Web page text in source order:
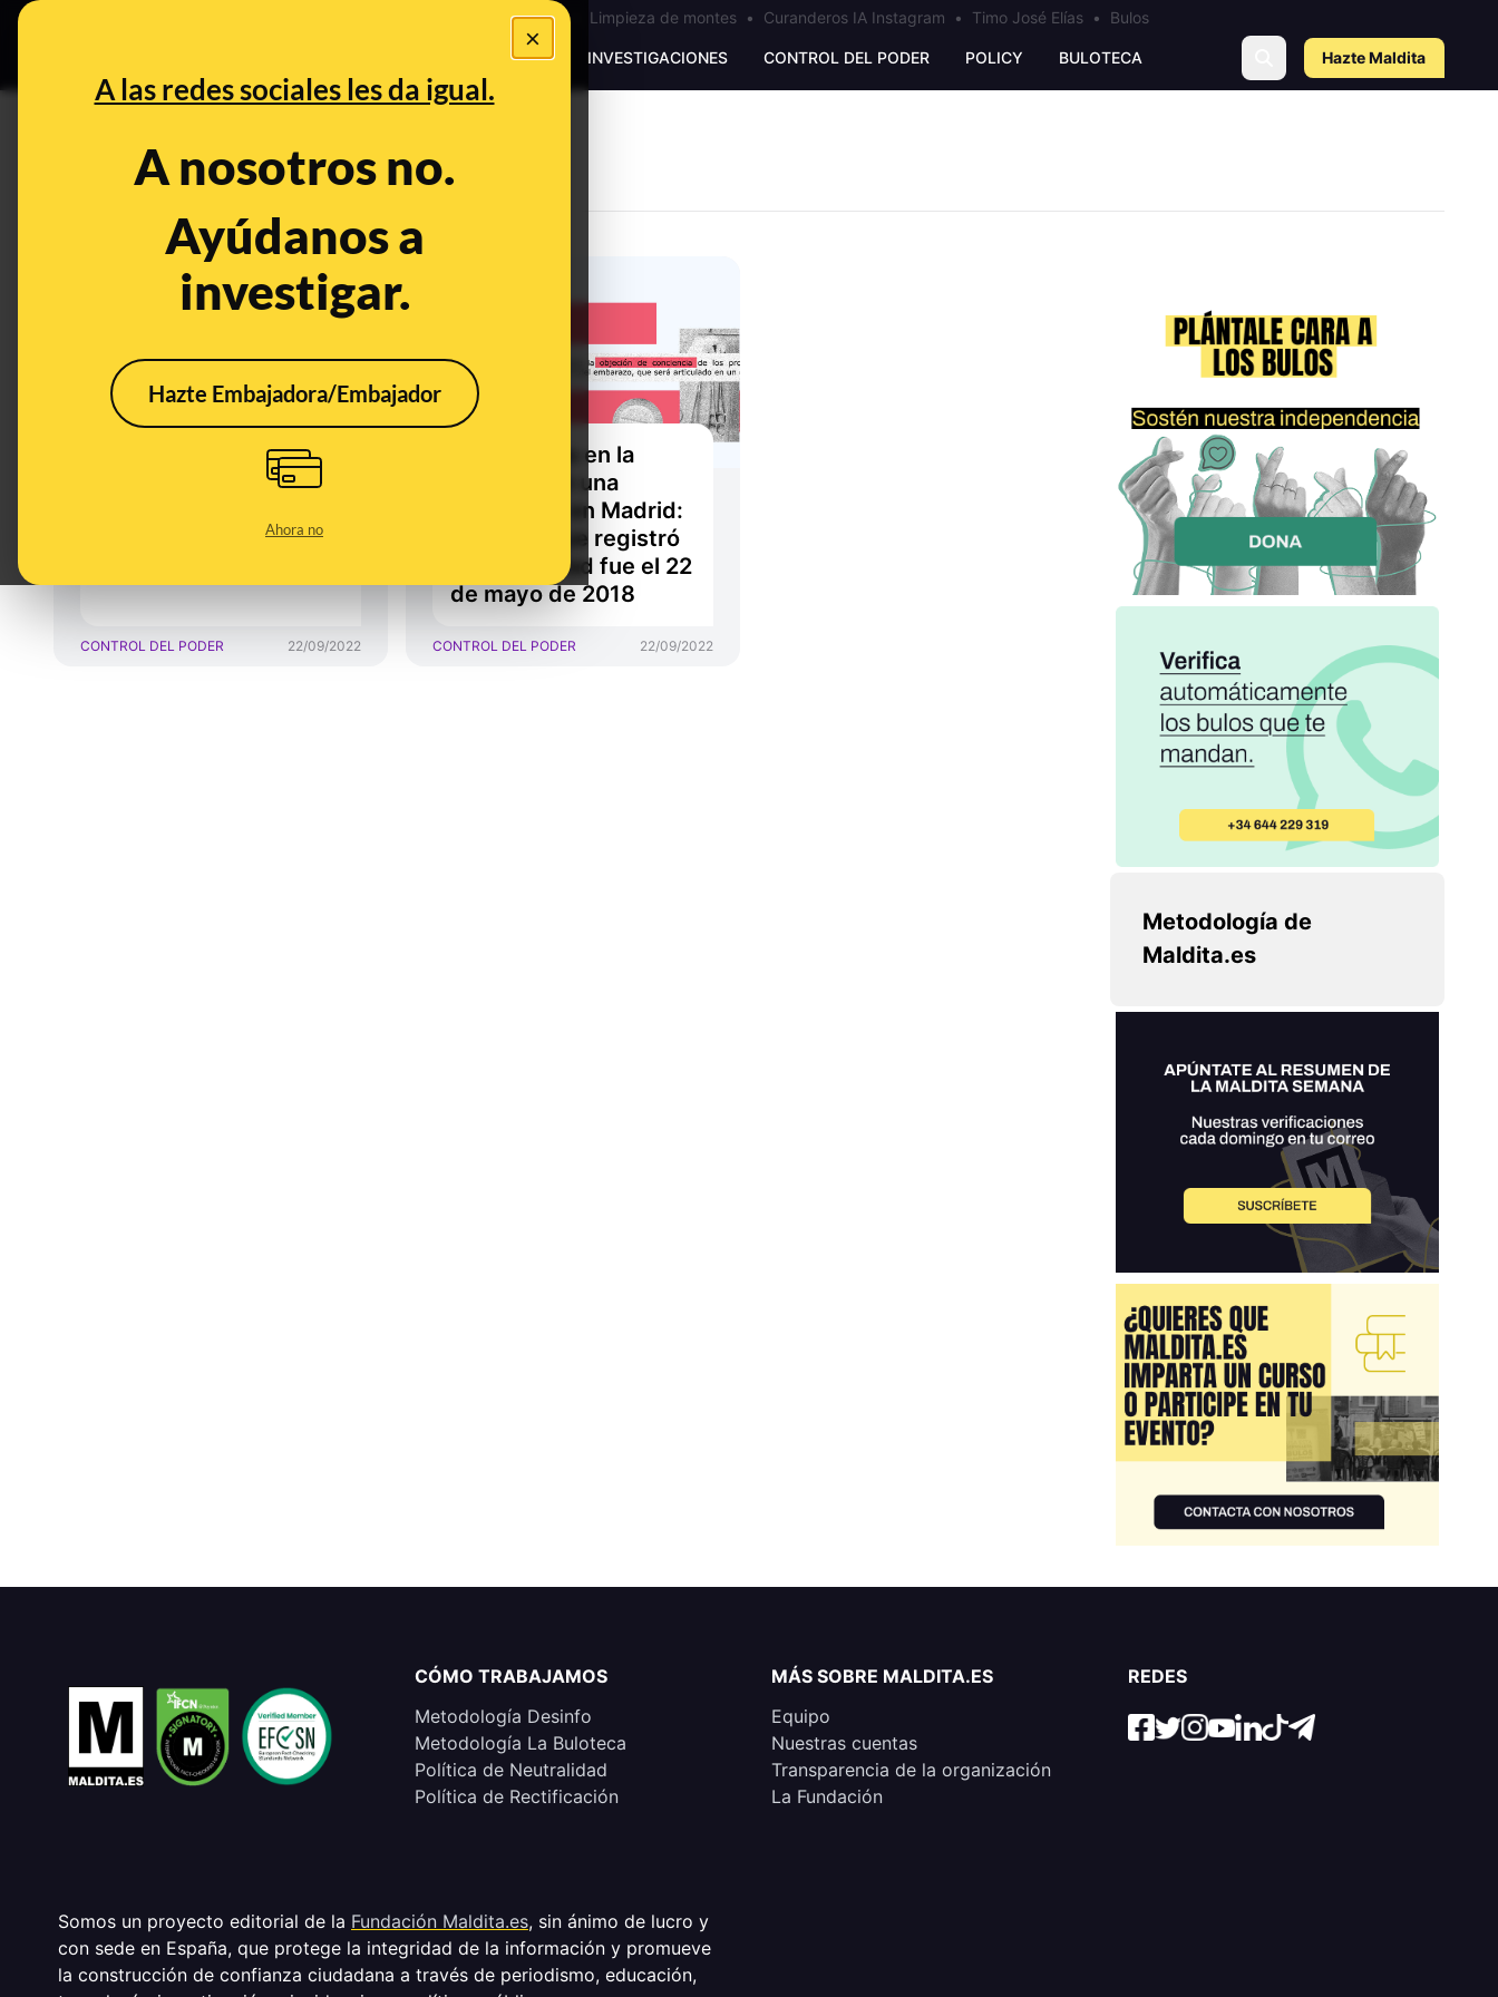
×
A las redes sociales les da igual.
A nosotros no.
Ayúdanos a
investigar.
Hazte Embajadora/Embajador
Ahora no
Bulos Ceuta • Limpieza de montes • Curanderos IA Instagram • Timo José Elías • Bulos
PREBUNKING INVESTIGACIONES CONTROL DEL PODER POLICY BULOTECA Hazte Maldita
El 30% de las mujeres
que abortaron en
pagaron de su bolsillo
CONTROL DEL PODER 22/09/2022
Los abortos en la
pública son una
excepción en Madrid:
el último que registró
la comunidad fue el 22
de mayo de 2018
CONTROL DEL PODER 22/09/2022
Metodología de
Maldita.es
CÓMO TRABAJAMOS
Metodología Desinfo
Metodología La Buloteca
Política de Neutralidad
Política de Rectificación
MÁS SOBRE MALDITA.ES
Equipo
Nuestras cuentas
Transparencia de la organización
La Fundación
REDES
Somos un proyecto editorial de la Fundación Maldita.es, sin ánimo de lucro y
con sede en España, que protege la integridad de la información y promueve
la construcción de confianza ciudadana a través de periodismo, educación,